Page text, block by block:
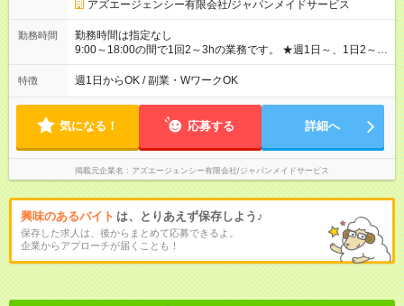
アズエージェンシー有限会社/ジャパンメイドサービス
勤務時間
勤務時間は指定なし
9:00～18:00の間で1回2～3hの業務です。 ★週1日～、1日2～
5h相談ＯＫ。平日だけ、 土日だけなど空いた時間に働けるのが
魅力です！
特徴 週1日からOK / 副業・WワークOK
気になる！ 応募する 詳細へ
掲載元企業名 アズエージェンシー有限会社/ジャパンメイドサービス
興味のあるバイト は、とりあえず保存しよう♪
保存した求人は、後からまとめて応募できるよ。
企業からアプローチが届くことも！